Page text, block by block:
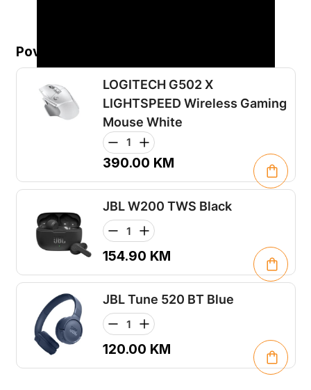
Povezani proizvodi...
LOGITECH G502 X
LIGHTSPEED Wireless Gaming
Mouse White
390.00 KM
JBL W200 TWS Black
154.90 KM
JBL Tune 520 BT Blue
120.00 KM